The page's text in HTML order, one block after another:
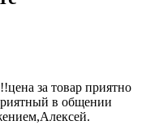
за товар приятно
в общении